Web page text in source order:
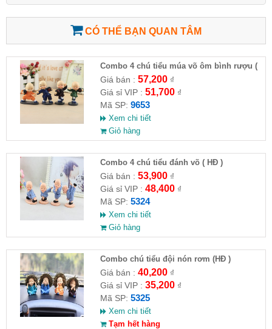
CÓ THỂ BẠN QUAN TÂM
Combo 4 chú tiểu múa võ ôm bình rượu (
HĐ )
Giá bán : 57,200₫
Giá sỉ VIP : 51,700₫
Mã SP: 9653
Xem chi tiết
Giỏ hàng
Combo 4 chú tiểu đánh võ ( HĐ )
Giá bán : 53,900₫
Giá sỉ VIP : 48,400₫
Mã SP: 5324
Xem chi tiết
Giỏ hàng
Combo chú tiểu đội nón rơm (HĐ )
Giá bán : 40,200₫
Giá sỉ VIP : 35,200₫
Mã SP: 5325
Xem chi tiết
Tạm hết hàng